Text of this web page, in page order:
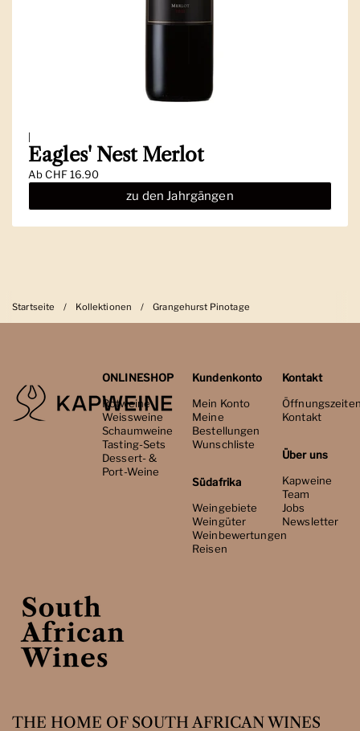
Eagles' Nest Merlot
AbCHF 16.90
zu den Jahrgängen
Startseite / Kollektionen / Grangehurst Pinotage
ONLINESHOP
Rotweine
Weissweine
Schaumweine
Tasting-Sets
Dessert- &
Port-Weine
Kundenkonto
Mein Konto
Meine
Bestellungen
Wunschliste
Südafrika
Weingebiete
Weingüter
Weinbewertungen
Reisen
Kontakt
Kontakt
Über uns
Kapweine
Team
Jobs
Newsletter
THE HOME OF SOUTH AFRICAN WINES